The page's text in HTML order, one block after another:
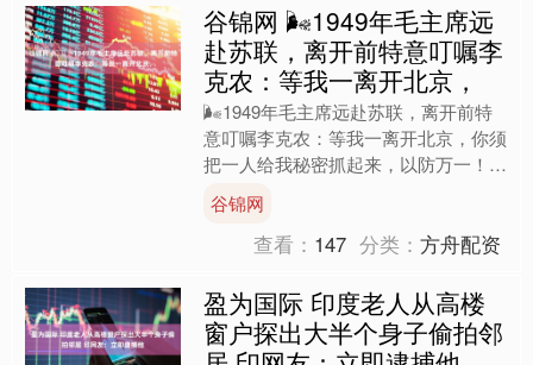
谷锦网 🌬1949年毛主席远
赴苏联，离开前特意叮嘱李
克农：等我一离开北京，
🌬1949年毛主席远赴苏联，离开前特
意叮嘱李克农：等我一离开北京，你须
把一人给我秘密抓起来，以防万一！
1949年12月6日，北京，天还没亮透，
一列严密保护的专....
谷锦网
查看： 147 分类：方舟配资
盈为国际 印度老人从高楼
窗户探出大半个身子偷拍邻